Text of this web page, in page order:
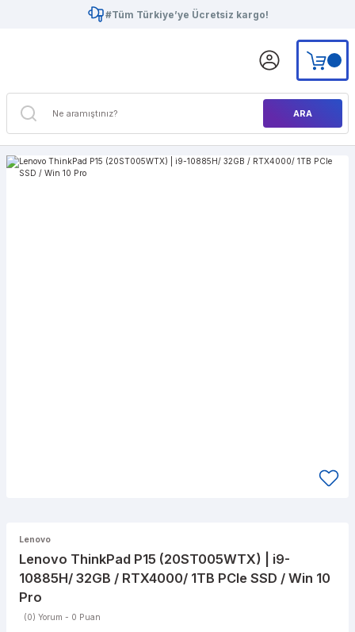
#Tüm Türkiye’ye Ücretsiz kargo!
ARA
Lenovo
Lenovo ThinkPad P15 (20ST005WTX) | i9-
10885H/ 32GB / RTX4000/ 1TB PCIe SSD / Win 10
Pro
(0) Yorum - 0 Puan